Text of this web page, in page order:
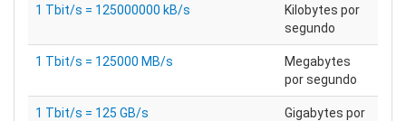
1 Tbit/s = 125000000 kB/s
Kilobytes por
segundo
1 Tbit/s = 125000 MB/s
Megabytes
por segundo
1 Tbit/s = 125 GB/s
Gigabytes por